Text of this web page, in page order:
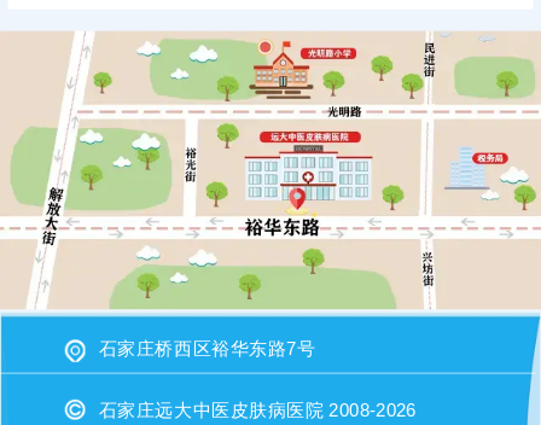
石家庄桥西区裕华东路7号
石家庄远大中医皮肤病医院 2008-2026